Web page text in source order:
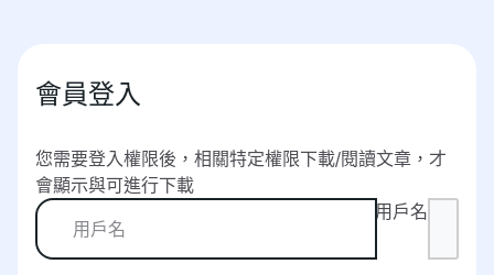
會員登入
您需要登入權限後，相關特定權限下載/閱讀文章，才
會顯示與可進行下載
用戶名